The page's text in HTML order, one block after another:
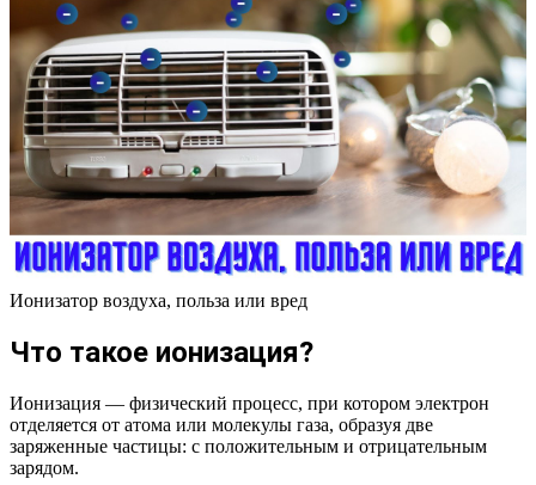
Ионизатор воздуха, польза или вред
Что такое ионизация?
Ионизация — физический процесс, при котором электрон
отделяется от атома или молекулы газа, образуя две
заряженные частицы: с положительным и отрицательным
зарядом.